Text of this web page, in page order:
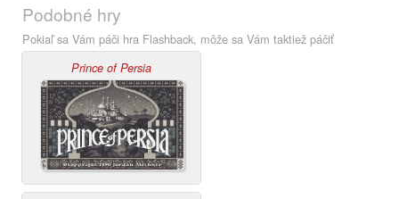
Podobné hry
Pokiaľ sa Vám páči hra Flashback, môže sa Vám taktiež páčiť
Prince of Persia